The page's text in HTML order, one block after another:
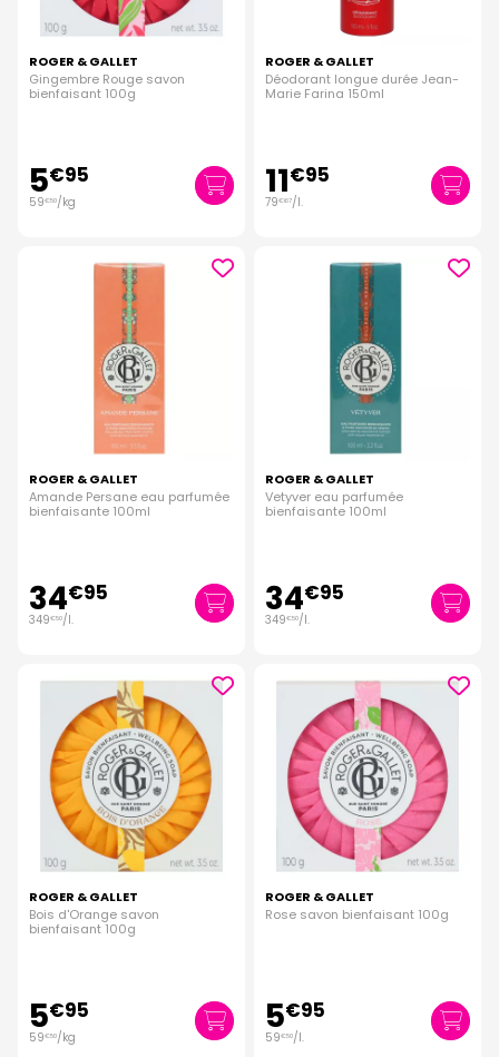
ROGER & GALLET
Gingembre Rouge savon
bienfaisant 100g
5€95
59€50/kg
ROGER & GALLET
Déodorant longue durée Jean-
Marie Farina 150ml
11€95
79€67/l.
ROGER & GALLET
Amande Persane eau parfumée
bienfaisante 100ml
34€95
349€50/l.
ROGER & GALLET
Vetyver eau parfumée
bienfaisante 100ml
34€95
349€50/l.
ROGER & GALLET
Bois d'Orange savon
bienfaisant 100g
5€95
59€50/kg
ROGER & GALLET
Rose savon bienfaisant 100g
5€95
59€50/l.